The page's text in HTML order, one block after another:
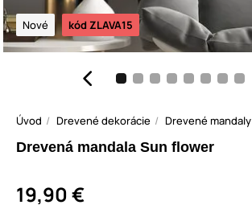
Nové kód ZLAVA15
Úvod Drevené dekorácie Drevené mandaly
Drevená mandala Sun flower
19,90 €